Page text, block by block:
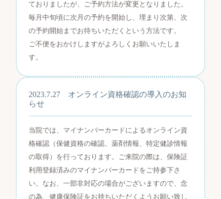
ておりましたが、ご予約方法が変更となりました。
毎月中旬頃に次月の予約を開始し、埋まり次第、次
の予約開始までお待ちいただくという方法です。
ご不便をおかけしますがよろしくお願いいたしま
す。
2023.7.27 オンライン資格確認の導入のお知
らせ
当院では、マイナンバーカードによるオンライン資
格確認（保健資格の確認、薬剤情報、特定健診情報
の取得）を行っております。ご来院の際は、保険証
利用登録済みのマイナンバーカードをご持参下さ
い。なお、一部非対応の場合がございますので、念
の為、健康保険証をお持ちいただくようお願い致し